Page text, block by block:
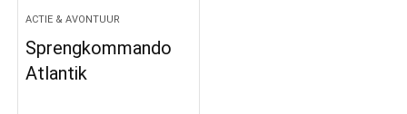
ACTIE & AVONTUUR
Sprengkommando
Atlantik